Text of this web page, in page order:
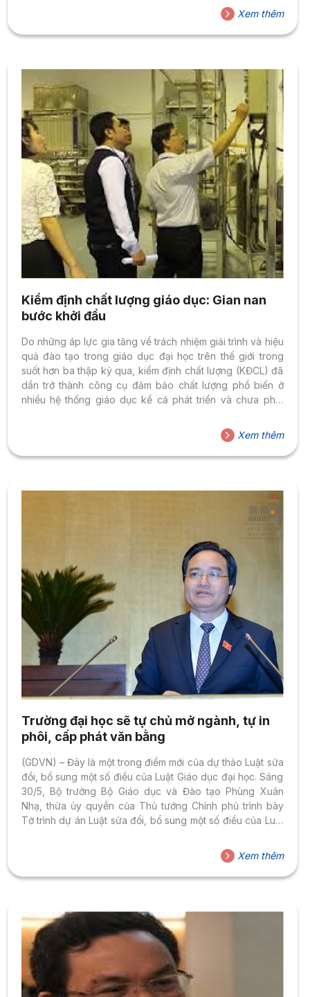
được nhóm nghiên cứu của GS Nguyễn Hữu Đức, Phó
Giám đốc ĐHQG Hà Nội, đưa ra tại hội thảo về “chuẩn hóa
và hội nhập quốc tế”...
Xem thêm
Kiểm định chất lượng giáo dục: Gian nan
bước khởi đầu
Do những áp lực gia tăng về trách nhiệm giải trình và hiệu
quả đào tạo trong giáo dục đại học trên thế giới trong
suốt hơn ba thập kỷ qua, kiểm định chất lượng (KĐCL) đã
dần trở thành công cụ đảm bảo chất lượng phổ biến ở
nhiều hệ thống giáo dục kể cả phát triển và chưa phát
là “quá trình một tổ chức chính phủ hoặc tư nhân đánh giá
chất lượng của toàn bộ cơ sở giáo dục đại học hoặc của
một chương trình giáo...
Xem thêm
Trường đại học sẽ tự chủ mở ngành, tự in
phôi, cấp phát văn bằng
(GDVN) – Đây là một trong điểm mới của dự thảo Luật sửa
đổi, bổ sung một số điều của Luật Giáo dục đại học. Sáng
30/5, Bộ trưởng Bộ Giáo dục và Đào tạo Phùng Xuân
Nhạ, thừa ủy quyền của Thủ tướng Chính phủ trình bày
Tờ trình dự án Luật sửa đổi, bổ sung một số điều của Luật
bổ sung 2 điều mới; bãi bỏ 1 điều và 1 khoản; bãi bỏ cụm
Xem thêm